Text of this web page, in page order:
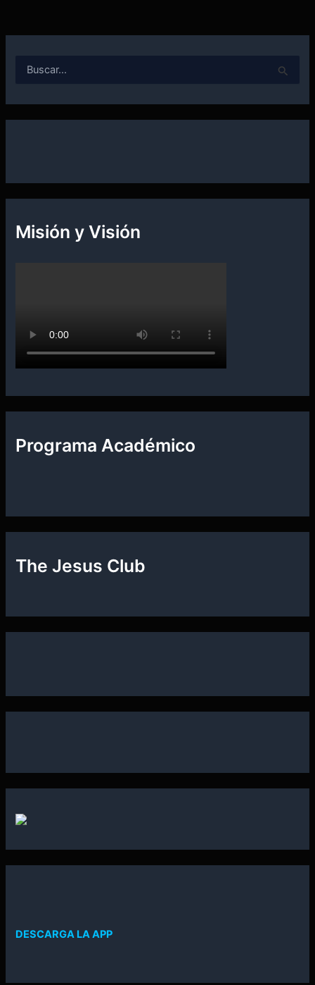
r
:
Misión y Visión
Programa Académico
The Jesus Club
DESCARGA LA APP